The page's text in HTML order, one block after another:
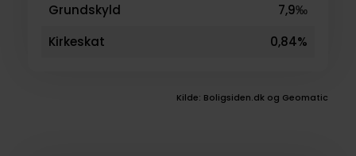
Grundskyld
7,9‰
Kirkeskat
0,84%
Kilde: Boligsiden.dk og Geomatic